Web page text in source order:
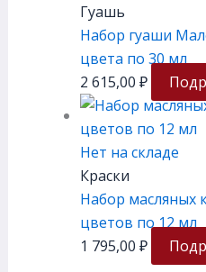
Гуашь
Набор гуаши
цвета по 30 мл
2 615,00 ₽
Нет на складе
Краски
Набор масляных
цветов по 12 мл
1 795,00 ₽